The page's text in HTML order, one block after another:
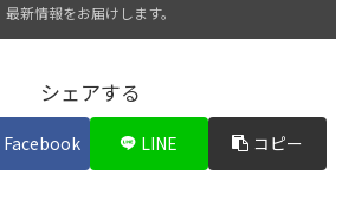
最新情報をお届けします。
シェアする
Facebook LINE コピー